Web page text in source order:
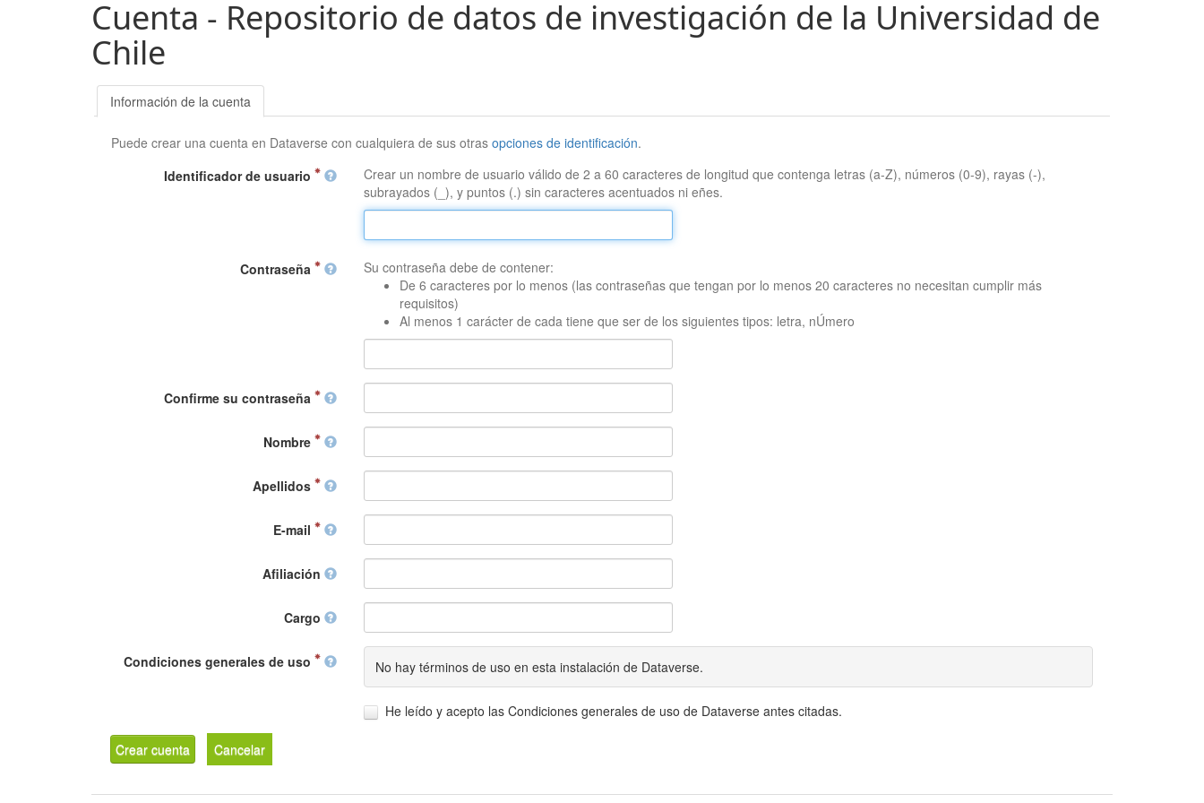
Cuenta - Repositorio de datos de investigación de la Universidad de
Chile
Información de la cuenta
Puede crear una cuenta en Dataverse con cualquiera de sus otrasopciones de identificación.
Identificador de usuario
Crear un nombre de usuario válido de 2 a 60 caracteres de longitud que contenga letras (a-Z), números (0-9), rayas (-),
subrayados (_), y puntos (.) sin caracteres acentuados ni eñes.
Contraseña
Su contraseña debe de contener:
De 6 caracteres por lo menos (las contraseñas que tengan por lo menos 20 caracteres no necesitan cumplir más
requisitos)
Al menos 1 carácter de cada tiene que ser de los siguientes tipos: letra, nÚmero
Confirme su contraseña
Nombre
Apellidos
E-mail
Afiliación
Cargo
Condiciones generales de uso No hay términos de uso en esta instalación de Dataverse.
He leído y acepto las Condiciones generales de uso de Dataverse antes citadas.
Crear cuenta Cancelar